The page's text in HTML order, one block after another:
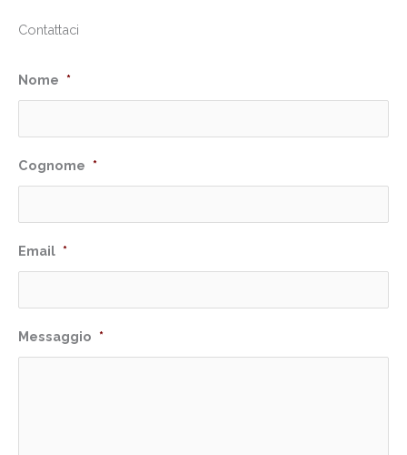
Contattaci
Nome *
Cognome *
Email *
Messaggio *